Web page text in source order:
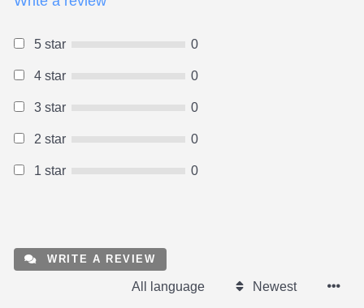
5 star 0
4 star 0
3 star 0
2 star 0
1 star 0
WRITE A REVIEW
All language Newest